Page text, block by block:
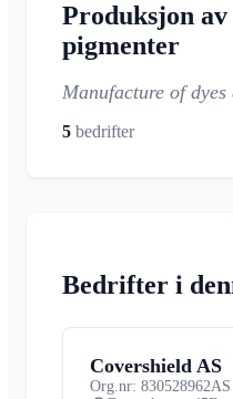
Produksjon
pigmenter
Manufacture of dyes
5 bedrifter
Bedrifter i
Covershield AS
Org.nr: 830528962AS